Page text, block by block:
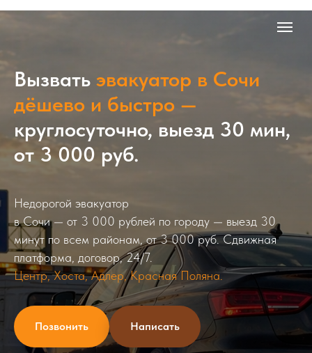
Вызвать эвакуатор в Сочи
дёшево и быстро —
круглосуточно, выезд 30 мин,
от 3 000 руб.
Недорогой эвакуатор
в Сочи — от 3 000 рублей по городу — выезд 30
минут по всем районам, от 3 000 руб. Сдвижная
платформа, договор, 24/7.
Центр, Хоста, Адлер, Красная Поляна.
Позвонить Написать